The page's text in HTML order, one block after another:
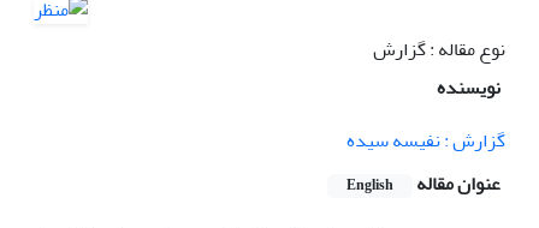
نوع مقاله : گزارش
نویسنده
گزارش : نفیسه سیده
عنوان مقاله
English